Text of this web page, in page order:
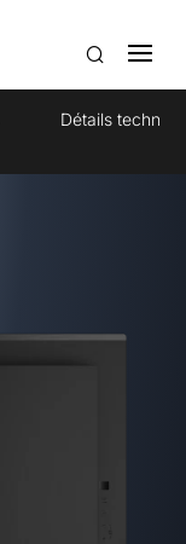
Détails